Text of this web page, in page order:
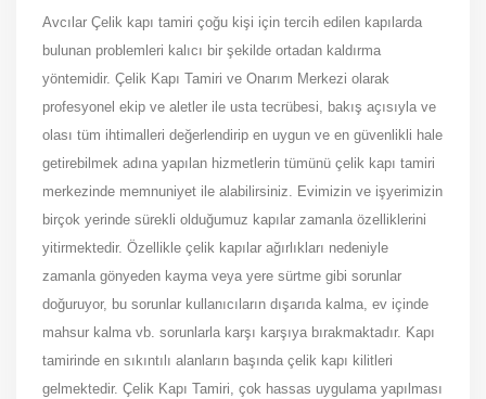
Avcılar Çelik kapı tamiri çoğu kişi için tercih edilen kapılarda
bulunan problemleri kalıcı bir şekilde ortadan kaldırma
yöntemidir. Çelik Kapı Tamiri ve Onarım Merkezi olarak
profesyonel ekip ve aletler ile usta tecrübesi, bakış açısıyla ve
olası tüm ihtimalleri değerlendirip en uygun ve en güvenlikli hale
getirebilmek adına yapılan hizmetlerin tümünü çelik kapı tamiri
merkezinde memnuniyet ile alabilirsiniz. Evimizin ve işyerimizin
birçok yerinde sürekli olduğumuz kapılar zamanla özelliklerini
yitirmektedir. Özellikle çelik kapılar ağırlıkları nedeniyle
zamanla gönyeden kayma veya yere sürtme gibi sorunlar
doğuruyor, bu sorunlar kullanıcıların dışarıda kalma, ev içinde
mahsur kalma vb. sorunlarla karşı karşıya bırakmaktadır. Kapı
tamirinde en sıkıntılı alanların başında çelik kapı kilitleri
gelmektedir. Çelik Kapı Tamiri, çok hassas uygulama yapılması